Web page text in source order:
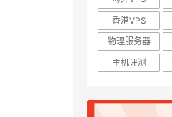
香港VPS
物理服务器
主机评测